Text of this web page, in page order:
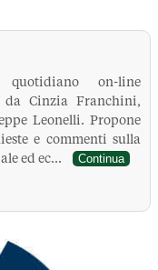
on-line
da Cinzia Franchini,
Leonelli. Propone
e commenti sulla
ed ec...
Continua